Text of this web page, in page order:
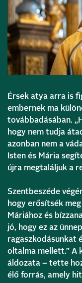
Érsek atya arra is
embernek ma
továbbadásában.
hogy nem tudja
azonban nem a
Isten és Mária
újra megtaláljuk a
Szentbeszéde
hogy erősítsék
Máriához és
jó, hogy ez az
ragaszkodásunkat
oltalma mellett.” A
áldozata – tette
élő forrás, amely